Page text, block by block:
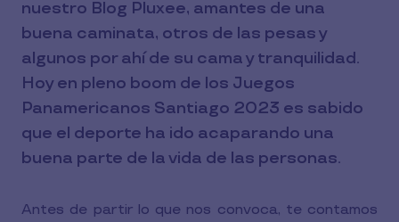
nuestro Blog Pluxee, amantes de una
buena caminata, otros de las pesas y
algunos por ahí de su cama y tranquilidad.
Hoy en pleno boom de los Juegos
Panamericanos Santiago 2023 es sabido
que el deporte ha ido acaparando una
buena parte de la vida de las personas.
Antes de partir lo que nos convoca, te contamos